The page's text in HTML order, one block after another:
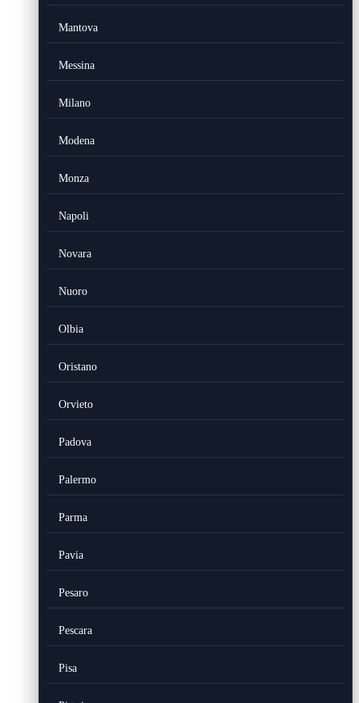
Mantova
Messina
Milano
Modena
Monza
Napoli
Novara
Nuoro
Olbia
Oristano
Orvieto
Padova
Palermo
Parma
Pavia
Pesaro
Pescara
Pisa